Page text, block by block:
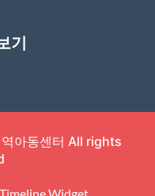
기
아동센터 All rights